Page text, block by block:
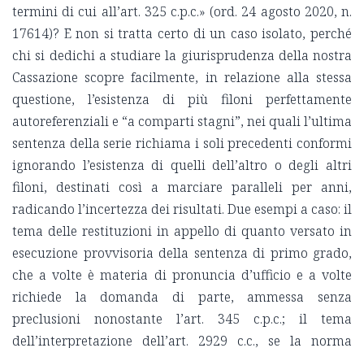
termini di cui all’art. 325 c.p.c.» (ord. 24 agosto 2020, n.
17614)? E non si tratta certo di un caso isolato, perché
chi si dedichi a studiare la giurisprudenza della nostra
Cassazione scopre facilmente, in relazione alla stessa
questione, l’esistenza di più filoni perfettamente
autoreferenziali e “a comparti stagni”, nei quali l’ultima
sentenza della serie richiama i soli precedenti conformi
ignorando l’esistenza di quelli dell’altro o degli altri
filoni, destinati così a marciare paralleli per anni,
radicando l’incertezza dei risultati. Due esempi a caso: il
tema delle restituzioni in appello di quanto versato in
esecuzione provvisoria della sentenza di primo grado,
che a volte è materia di pronuncia d’ufficio e a volte
richiede la domanda di parte, ammessa senza
preclusioni nonostante l’art. 345 c.p.c.; il tema
dell’interpretazione dell’art. 2929 c.c., se la norma